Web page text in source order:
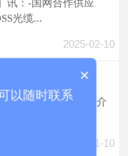
光缆...
2025-02-10
讯：ADSS光缆（全介
规格...
2025-01-10
×
以随时联系